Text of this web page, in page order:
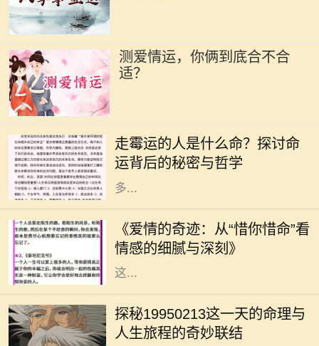
测爱情运，你俩到底合不合
适？
走霉运的人是什么命？探讨命
运背后的秘密与哲学
他们似乎总是与霉运相伴，无论是事
业、感情还是健康，似乎都在不断遭
遇挫折和不顺。这样的现象引发了许
多...
《爱情的奇迹：从“惜你惜命”看
情感的细腻与深刻》
在这个快节奏的时代，爱情似乎变得
越来越稀薄。然而，在某些情感的角
落，却依旧有一种深沉而细腻的情感
在悄然滋长。那就是“惜你惜命”。
这...
探秘19950213这一天的命理与
人生旅程的奇妙联结
在命理学中，每个人的生日都承载着
独特的命运密码。1995年2月13日，
这一天的出生者往往被认为拥有丰富
的内在潜能与无限的可能性。那么，